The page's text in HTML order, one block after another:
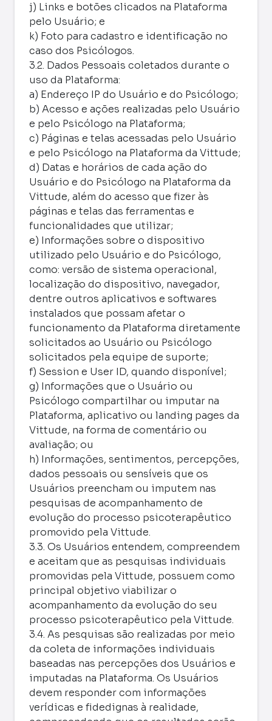
j) Links e botões clicados na Plataforma
pelo Usuário; e
k) Foto para cadastro e identificação no
caso dos Psicólogos.
3.2. Dados Pessoais coletados durante o
uso da Plataforma:
a) Endereço IP do Usuário e do Psicólogo;
b) Acesso e ações realizadas pelo Usuário
e pelo Psicólogo na Plataforma;
c) Páginas e telas acessadas pelo Usuário
e pelo Psicólogo na Plataforma da Vittude;
d) Datas e horários de cada ação do
Usuário e do Psicólogo na Plataforma da
Vittude, além do acesso que fizer às
páginas e telas das ferramentas e
funcionalidades que utilizar;
e) Informações sobre o dispositivo
utilizado pelo Usuário e do Psicólogo,
como: versão de sistema operacional,
localização do dispositivo, navegador,
dentre outros aplicativos e softwares
instalados que possam afetar o
funcionamento da Plataforma diretamente
solicitados ao Usuário ou Psicólogo
solicitados pela equipe de suporte;
f) Session e User ID, quando disponível;
g) Informações que o Usuário ou
Psicólogo compartilhar ou imputar na
Plataforma, aplicativo ou landing pages da
Vittude, na forma de comentário ou
avaliação; ou
h) Informações, sentimentos, percepções,
dados pessoais ou sensíveis que os
Usuários preencham ou imputem nas
pesquisas de acompanhamento de
evolução do processo psicoterapêutico
promovido pela Vittude.
3.3. Os Usuários entendem, compreendem
e aceitam que as pesquisas individuais
promovidas pela Vittude, possuem como
principal objetivo viabilizar o
acompanhamento da evolução do seu
processo psicoterapêutico pela Vittude.
3.4. As pesquisas são realizadas por meio
da coleta de informações individuais
baseadas nas percepções dos Usuários e
imputadas na Plataforma. Os Usuários
devem responder com informações
verídicas e fidedignas à realidade,